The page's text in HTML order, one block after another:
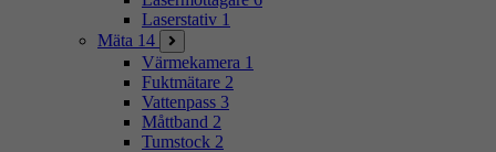
Laserstativ 1
Mäta 14
Värmekamera 1
Fuktmätare 2
Vattenpass 3
Måttband 2
Tumstock 2